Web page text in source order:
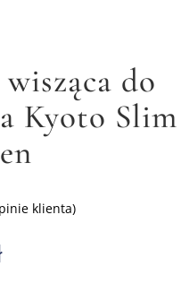
do
Kyoto Slim
klienta)